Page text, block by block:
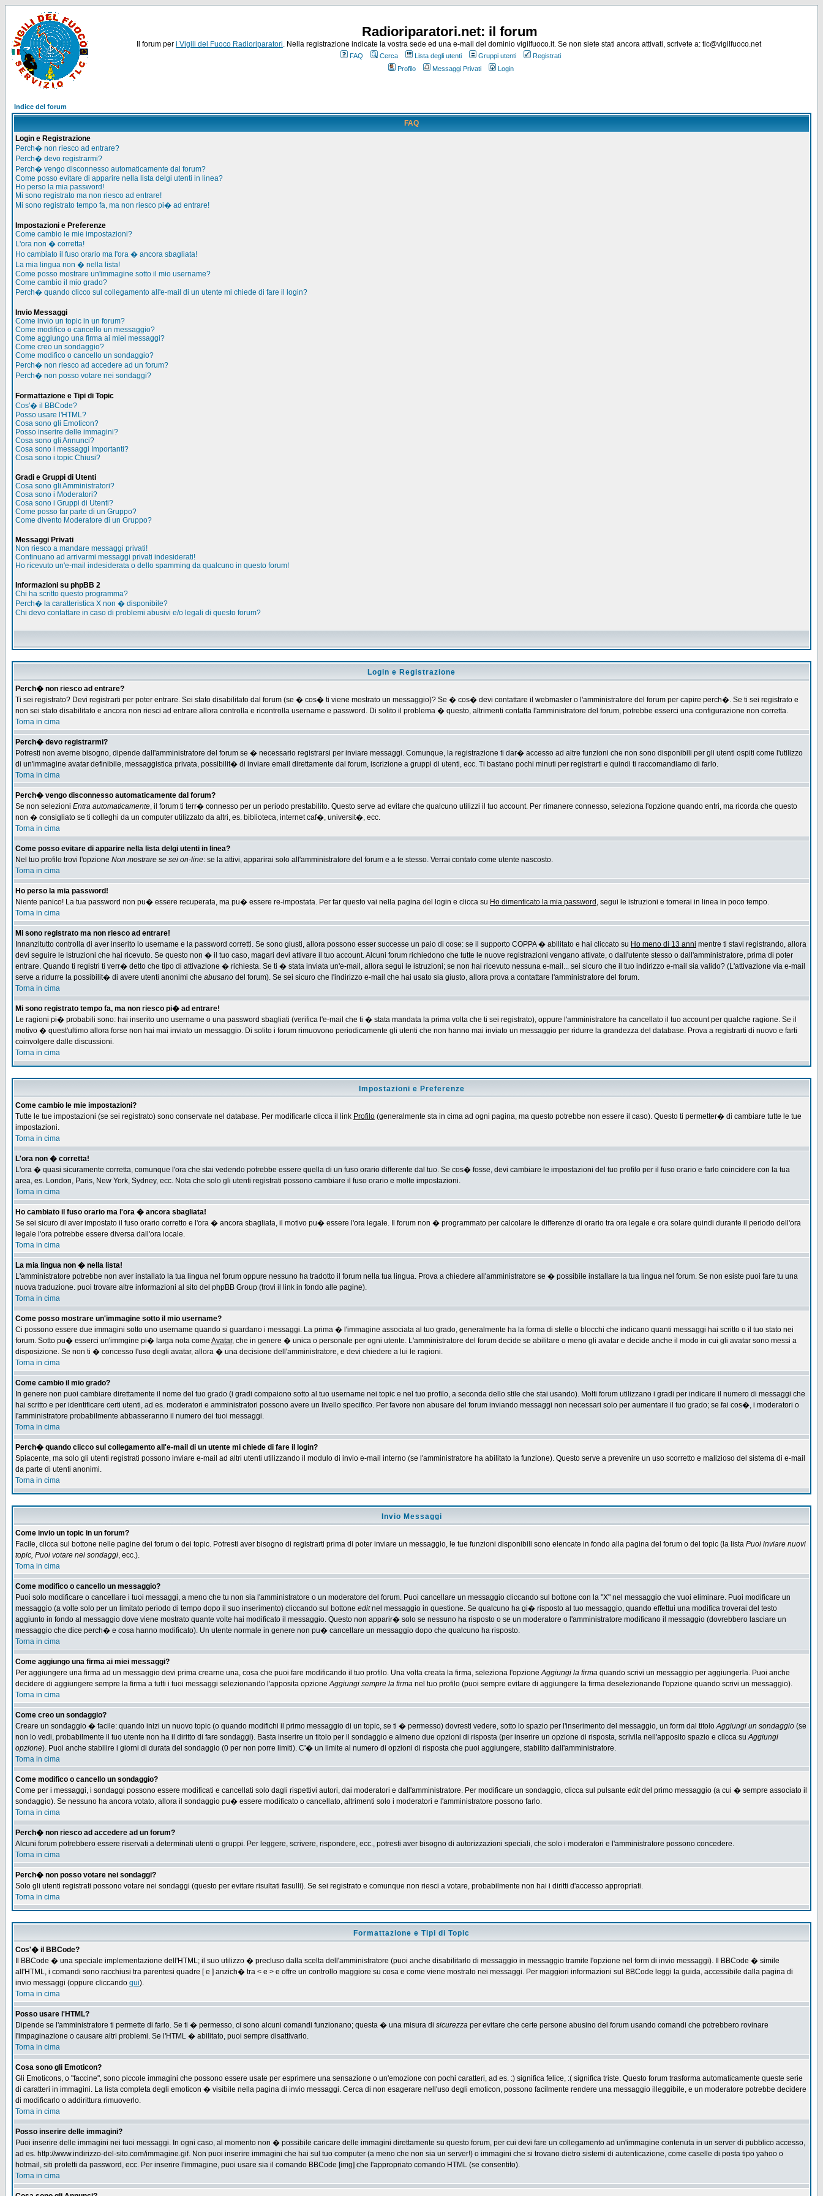
Radioriparatori.net: il forum
Il forum per i Vigili del Fuoco Radioriparatori. Nella registrazione indicate la vostra sede ed una e-mail del dominio vigilfuoco.it. Se non siete stati ancora attivati, scrivete a: tlc@vigilfuoco.net
FAQ Cerca Lista degli utenti Gruppi utenti
Registrati
Profilo
Messaggi Privati Login
Indice del forum
FAQ
Login e Registrazione
Perch� non riesco ad entrare?
Perch� devo registrarmi?
Perch� vengo disconnesso automaticamente dal forum?
Come posso evitare di apparire nella lista delgi utenti in linea?
Ho perso la mia password!
Mi sono registrato ma non riesco ad entrare!
Mi sono registrato tempo fa, ma non riesco pi� ad entrare!
Impostazioni e Preferenze
Come cambio le mie impostazioni?
L'ora non � corretta!
Ho cambiato il fuso orario ma l'ora � ancora sbagliata!
La mia lingua non � nella lista!
Come posso mostrare un'immagine sotto il mio username?
Come cambio il mio grado?
Perch� quando clicco sul collegamento all'e-mail di un utente mi chiede di fare il login?
Invio Messaggi
Come invio un topic in un forum?
Come modifico o cancello un messaggio?
Come aggiungo una firma ai miei messaggi?
Come creo un sondaggio?
Come modifico o cancello un sondaggio?
Perch� non riesco ad accedere ad un forum?
Perch� non posso votare nei sondaggi?
Formattazione e Tipi di Topic
Cos'� il BBCode?
Posso usare l'HTML?
Cosa sono gli Emoticon?
Posso inserire delle immagini?
Cosa sono gli Annunci?
Cosa sono i messaggi Importanti?
Cosa sono i topic Chiusi?
Gradi e Gruppi di Utenti
Cosa sono gli Amministratori?
Cosa sono i Moderatori?
Cosa sono i Gruppi di Utenti?
Come posso far parte di un Gruppo?
Come divento Moderatore di un Gruppo?
Messaggi Privati
Non riesco a mandare messaggi privati!
Continuano ad arrivarmi messaggi privati indesiderati!
Ho ricevuto un'e-mail indesiderata o dello spamming da qualcuno in questo forum!
Informazioni su phpBB 2
Chi ha scritto questo programma?
Perch� la caratteristica X non � disponibile?
Chi devo contattare in caso di problemi abusivi e/o legali di questo forum?
Login e Registrazione
Perch� non riesco ad entrare?
Ti sei registrato? Devi registrarti per poter entrare. Sei stato disabilitato dal forum (se � cos� ti viene mostrato un messaggio)? Se � cos� devi contattare il webmaster o l'amministratore del forum per capire perch�. Se ti sei registrato e
non sei stato disabilitato e ancora non riesci ad entrare allora controlla e ricontrolla username e password. Di solito il problema � questo, altrimenti contatta l'amministratore del forum, potrebbe esserci una configurazione non corretta.
Torna in cima
Perch� devo registrarmi?
Potresti non averne bisogno, dipende dall'amministratore del forum se � necessario registrarsi per inviare messaggi. Comunque, la registrazione ti dar� accesso ad altre funzioni che non sono disponibili per gli utenti ospiti come l'utilizzo
di un'immagine avatar definibile, messaggistica privata, possibilit� di inviare email direttamente dal forum, iscrizione a gruppi di utenti, ecc. Ti bastano pochi minuti per registrarti e quindi ti raccomandiamo di farlo.
Torna in cima
Perch� vengo disconnesso automaticamente dal forum?
Se non selezioni Entra automaticamente, il forum ti terr� connesso per un periodo prestabilito. Questo serve ad evitare che qualcuno utilizzi il tuo account. Per rimanere connesso, seleziona l'opzione quando entri, ma ricorda che questo
non � consigliato se ti colleghi da un computer utilizzato da altri, es. biblioteca, internet caf�, universit�, ecc.
Torna in cima
Come posso evitare di apparire nella lista delgi utenti in linea?
Nel tuo profilo trovi l'opzione Non mostrare se sei on-line: se la attivi, apparirai solo all'amministratore del forum e a te stesso. Verrai contato come utente nascosto.
Torna in cima
Ho perso la mia password!
Niente panico! La tua password non pu� essere recuperata, ma pu� essere re-impostata. Per far questo vai nella pagina del login e clicca su Ho dimenticato la mia password , segui le istruzioni e tornerai in linea in poco tempo.
Torna in cima
Mi sono registrato ma non riesco ad entrare!
Innanzitutto controlla di aver inserito lo username e la password corretti. Se sono giusti, allora possono esser successe un paio di cose: se il supporto COPPA � abilitato e hai cliccato su Ho meno di 13 anni mentre ti stavi registrando, allora
devi seguire le istruzioni che hai ricevuto. Se questo non � il tuo caso, magari devi attivare il tuo account. Alcuni forum richiedono che tutte le nuove registrazioni vengano attivate, o dall'utente stesso o dall'amministratore, prima di poter
entrare. Quando ti registri ti verr� detto che tipo di attivazione � richiesta. Se ti � stata inviata un'e-mail, allora segui le istruzioni; se non hai ricevuto nessuna e-mail... sei sicuro che il tuo indirizzo e-mail sia valido? (L'attivazione via e-mail
serve a ridurre la possibilit� di avere utenti anonimi che abusano del forum). Se sei sicuro che l'indirizzo e-mail che hai usato sia giusto, allora prova a contattare l'amministratore del forum.
Torna in cima
Mi sono registrato tempo fa, ma non riesco pi� ad entrare!
Le ragioni pi� probabili sono: hai inserito uno username o una password sbagliati (verifica l'e-mail che ti � stata mandata la prima volta che ti sei registrato), oppure l'amministratore ha cancellato il tuo account per qualche ragione. Se il
motivo � quest'ultimo allora forse non hai mai inviato un messaggio. Di solito i forum rimuovono periodicamente gli utenti che non hanno mai inviato un messaggio per ridurre la grandezza del database. Prova a registrarti di nuovo e farti
coinvolgere dalle discussioni.
Torna in cima
Impostazioni e Preferenze
Come cambio le mie impostazioni?
Tutte le tue impostazioni (se sei registrato) sono conservate nel database. Per modificarle clicca il link Profilo (generalmente sta in cima ad ogni pagina, ma questo potrebbe non essere il caso). Questo ti permetter� di cambiare tutte le tue
impostazioni.
Torna in cima
L'ora non � corretta!
L'ora � quasi sicuramente corretta, comunque l'ora che stai vedendo potrebbe essere quella di un fuso orario differente dal tuo. Se cos� fosse, devi cambiare le impostazioni del tuo profilo per il fuso orario e farlo coincidere con la tua
area, es. London, Paris, New York, Sydney, ecc. Nota che solo gli utenti registrati possono cambiare il fuso orario e molte impostazioni.
Torna in cima
Ho cambiato il fuso orario ma l'ora � ancora sbagliata!
Se sei sicuro di aver impostato il fuso orario corretto e l'ora � ancora sbagliata, il motivo pu� essere l'ora legale. Il forum non � programmato per calcolare le differenze di orario tra ora legale e ora solare quindi durante il periodo dell'ora
legale l'ora potrebbe essere diversa dall'ora locale.
Torna in cima
La mia lingua non � nella lista!
L'amministratore potrebbe non aver installato la tua lingua nel forum oppure nessuno ha tradotto il forum nella tua lingua. Prova a chiedere all'amministratore se � possibile installare la tua lingua nel forum. Se non esiste puoi fare tu una
nuova traduzione. puoi trovare altre informazioni al sito del phpBB Group (trovi il link in fondo alle pagine).
Torna in cima
Come posso mostrare un'immagine sotto il mio username?
Ci possono essere due immagini sotto uno username quando si guardano i messaggi. La prima � l'immagine associata al tuo grado, generalmente ha la forma di stelle o blocchi che indicano quanti messaggi hai scritto o il tuo stato nei
forum. Sotto pu� esserci un'immgine pi� larga nota come Avatar, che in genere � unica o personale per ogni utente. L'amministratore del forum decide se abilitare o meno gli avatar e decide anche il modo in cui gli avatar sono messi a
disposizione. Se non ti � concesso l'uso degli avatar, allora � una decisione dell'amministratore, e devi chiedere a lui le ragioni.
Torna in cima
Come cambio il mio grado?
In genere non puoi cambiare direttamente il nome del tuo grado (i gradi compaiono sotto al tuo username nei topic e nel tuo profilo, a seconda dello stile che stai usando). Molti forum utilizzano i gradi per indicare il numero di messaggi che
hai scritto e per identificare certi utenti, ad es. moderatori e amministratori possono avere un livello specifico. Per favore non abusare del forum inviando messaggi non necessari solo per aumentare il tuo grado; se fai cos�, i moderatori o
l'amministratore probabilmente abbasseranno il numero dei tuoi messaggi.
Torna in cima
Perch� quando clicco sul collegamento all'e-mail di un utente mi chiede di fare il login?
Spiacente, ma solo gli utenti registrati possono inviare e-mail ad altri utenti utilizzando il modulo di invio e-mail interno (se l'amministratore ha abilitato la funzione). Questo serve a prevenire un uso scorretto e malizioso del sistema di e-mail
da parte di utenti anonimi.
Torna in cima
Invio Messaggi
Come invio un topic in un forum?
Facile, clicca sul bottone nelle pagine dei forum o dei topic. Potresti aver bisogno di registrarti prima di poter inviare un messaggio, le tue funzioni disponibili sono elencate in fondo alla pagina del forum o del topic (la lista Puoi inviare nuovi
topic, Puoi votare nei sondaggi, ecc.).
Torna in cima
Come modifico o cancello un messaggio?
Puoi solo modificare o cancellare i tuoi messaggi, a meno che tu non sia l'amministratore o un moderatore del forum. Puoi cancellare un messaggio cliccando sul bottone con la "X" nel messaggio che vuoi eliminare. Puoi modificare un
messaggio (a volte solo per un limitato periodo di tempo dopo il suo inserimento) cliccando sul bottone editnel messaggio in questione. Se qualcuno ha gi� risposto al tuo messaggio, quando effettui una modifica troverai del testo
aggiunto in fondo al messaggio dove viene mostrato quante volte hai modificato il messaggio. Questo non apparir� solo se nessuno ha risposto o se un moderatore o l'amministratore modificano il messaggio (dovrebbero lasciare un
messaggio che dice perch� e cosa hanno modificato). Un utente normale in genere non pu� cancellare un messaggio dopo che qualcuno ha risposto.
Torna in cima
Come aggiungo una firma ai miei messaggi?
Per aggiungere una firma ad un messaggio devi prima crearne una, cosa che puoi fare modificando il tuo profilo. Una volta creata la firma, seleziona l'opzioneAggiungi la firma quando scrivi un messaggio per aggiungerla. Puoi anche
decidere di aggiungere sempre la firma a tutti i tuoi messaggi selezionando l'apposita opzioneAggiungi sempre la firma nel tuo profilo (puoi sempre evitare di aggiungere la firma deselezionando l'opzione quando scrivi un messaggio).
Torna in cima
Come creo un sondaggio?
Creare un sondaggio � facile: quando inizi un nuovo topic (o quando modifichi il primo messaggio di un topic, se ti � permesso) dovresti vedere, sotto lo spazio per l'inserimento del messaggio, un form dal titoloAggiungi un sondaggio (se
non lo vedi, probabilmente il tuo utente non ha il diritto di fare sondaggi). Basta inserire un titolo per il sondaggio e almeno due opzioni di risposta (per inserire un opzione di risposta, scrivila nell'apposito spazio e clicca suAggiungi
opzione). Puoi anche stabilire i giorni di durata del sondaggio (0 per non porre limiti). C'� un limite al numero di opzioni di risposta che puoi aggiungere, stabilito dall'amministratore.
Torna in cima
Come modifico o cancello un sondaggio?
Come per i messaggi, i sondaggi possono essere modificati e cancellati solo dagli rispettivi autori, dai moderatori e dall'amministratore. Per modificare un sondaggio, clicca sul pulsante editdel primo messaggio (a cui � sempre associato il
sondaggio). Se nessuno ha ancora votato, allora il sondaggio pu� essere modificato o cancellato, altrimenti solo i moderatori e l'amministratore possono farlo.
Torna in cima
Perch� non riesco ad accedere ad un forum?
Alcuni forum potrebbero essere riservati a determinati utenti o gruppi. Per leggere, scrivere, rispondere, ecc., potresti aver bisogno di autorizzazioni speciali, che solo i moderatori e l'amministratore possono concedere.
Torna in cima
Perch� non posso votare nei sondaggi?
Solo gli utenti registrati possono votare nei sondaggi (questo per evitare risultati fasulli). Se sei registrato e comunque non riesci a votare, probabilmente non hai i diritti d'accesso appropriati.
Torna in cima
Formattazione e Tipi di Topic
Cos'� il BBCode?
Il BBCode � una speciale implementazione dell'HTML; il suo utilizzo � precluso dalla scelta dell'amministratore (puoi anche disabilitarlo di messaggio in messaggio tramite l'opzione nel form di invio messaggi). Il BBCode � simile
all'HTML, i comandi sono racchiusi tra parentesi quadre [ e ] anzich� tra < e > e offre un controllo maggiore su cosa e come viene mostrato nei messaggi. Per maggiori informazioni sul BBCode leggi la guida, accessibile dalla pagina di
invio messaggi (oppure cliccando qui).
Torna in cima
Posso usare l'HTML?
Dipende se l'amministratore ti permette di farlo. Se ti � permesso, ci sono alcuni comandi funzionano; questa � una misura di sicurezza per evitare che certe persone abusino del forum usando comandi che potrebbero rovinare
l'impaginazione o causare altri problemi. Se l'HTML � abilitato, puoi sempre disattivarlo.
Torna in cima
Cosa sono gli Emoticon?
Gli Emoticons, o "faccine", sono piccole immagini che possono essere usate per esprimere una sensazione o un'emozione con pochi caratteri, ad es. :) significa felice, :( significa triste. Questo forum trasforma automaticamente queste serie
di caratteri in immagini. La lista completa degli emoticon � visibile nella pagina di invio messaggi. Cerca di non esagerare nell'uso degli emoticon, possono facilmente rendere una messaggio illeggibile, e un moderatore potrebbe decidere
di modificarlo o addirittura rimuoverlo.
Torna in cima
Posso inserire delle immagini?
Puoi inserire delle immagini nei tuoi messaggi. In ogni caso, al momento non � possibile caricare delle immagini direttamente su questo forum, per cui devi fare un collegamento ad un'immagine contenuta in un server di pubblico accesso,
ad es. http://www.indirizzo-del-sito.com/immagine.gif. Non puoi inserire immagini che hai sul tuo computer (a meno che non sia un server!) o immagini che si trovano dietro sistemi di autenticazione, come caselle di posta tipo yahoo o
hotmail, siti protetti da password, ecc. Per inserire l'immagine, puoi usare sia il comando BBCode [img] che l'appropriato comando HTML (se consentito).
Torna in cima